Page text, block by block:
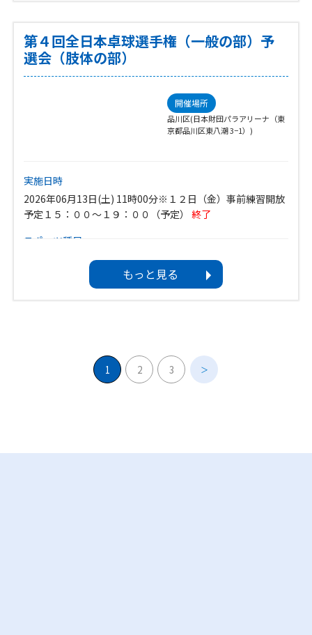
スポーツ種目
卓球
イベントカテゴリ
ボランティア募集
―
第４回全日本卓球選手権（一般の部）予
選会（肢体の部）
開催場所
品川区(日本財団パラアリーナ（東
京都品川区東八潮 3−1）)
実施日時
2026年06月13日(土) 11時00分※１２日（金）事前練習開放
予定１５：００～１９：００（予定）終了
スポーツ種目
イベントカテゴリ
大会・記録会（する+みる）
ボランティア募集
もっと見る
1 2 3 ＞